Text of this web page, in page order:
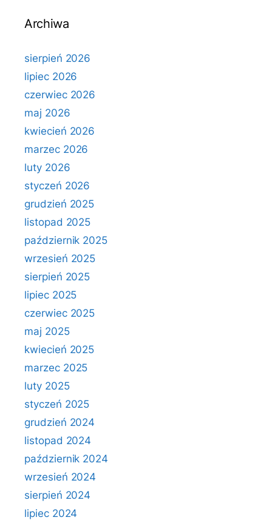
Archiwa
sierpień 2026
lipiec 2026
czerwiec 2026
maj 2026
kwiecień 2026
marzec 2026
luty 2026
styczeń 2026
grudzień 2025
listopad 2025
październik 2025
wrzesień 2025
sierpień 2025
lipiec 2025
czerwiec 2025
maj 2025
kwiecień 2025
marzec 2025
luty 2025
styczeń 2025
grudzień 2024
listopad 2024
październik 2024
wrzesień 2024
sierpień 2024
lipiec 2024